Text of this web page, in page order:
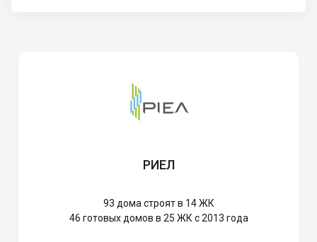
РИЕЛ
93 дома строят в 14 ЖК
46 готовых домов в 25 ЖК с 2013 года